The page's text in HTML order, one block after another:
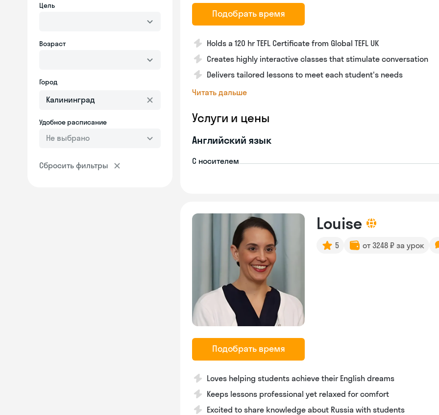
Цель
Возраст
Город
Удобное расписание
Не выбрано
Сбросить фильтры
Подобрать время
Holds a 120 hr TEFL Certificate from Global TEFL UK
Creates highly interactive classes that stimulate conversation
Delivers tailored lessons to meet each student's needs
Читать дальше
Услуги и цены
Английский язык
С носителем
Подобрать время
Louise
5 от 3248 ₽ за урок
Loves helping students achieve their English dreams
Keeps lessons professional yet relaxed for comfort
Excited to share knowledge about Russia with students